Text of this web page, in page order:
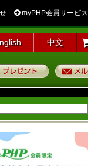
myPHP会員サービス
中文
プレゼント